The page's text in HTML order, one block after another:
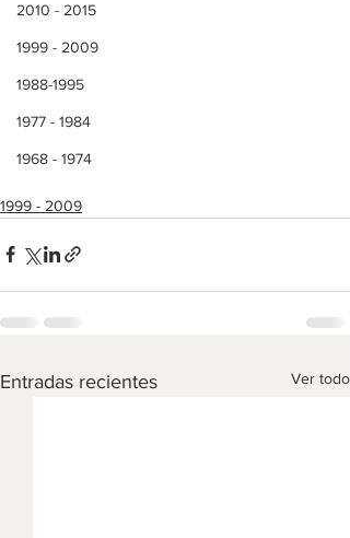
2010 - 2015
1999 - 2009
1988-1995
1977 - 1984
1968 - 1974
1999 - 2009
Entradas recientes Ver todo